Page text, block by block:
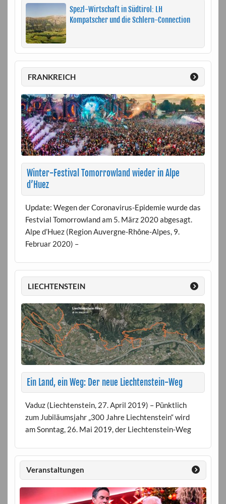
Spezl-Wirtschaft in Südtirol: LH
Kompatscher und die Schlern-Connection
FRANKREICH
Winter-Festival Tomorrowland wieder in Alpe
d’Huez
Update: Wegen der Coronavirus-Epidemie wurde das
Festvial Tomorrowland am 5. März 2020 abgesagt.
Alpe d’Huez (Region Auvergne-Rhône-Alpes, 9.
Februar 2020) –
LIECHTENSTEIN
Ein Land, ein Weg: Der neue Liechtenstein-Weg
Vaduz (Liechtenstein, 27. April 2019) – Pünktlich
zum Jubiläumsjahr „300 Jahre Liechtenstein“ wird
am Sonntag, 26. Mai 2019, der Liechtenstein-Weg
Veranstaltungen